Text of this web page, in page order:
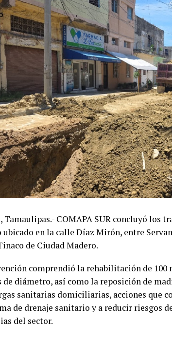
Tamaulipas.- COMAPA SUR concluyó los
en la calle Díaz Mirón, entre
de Ciudad Madero.
comprendió la rehabilitación de 100
de diámetro, así como la reposición de
sanitarias domiciliarias, acciones que
de drenaje sanitario y a reducir riesgos
del sector.